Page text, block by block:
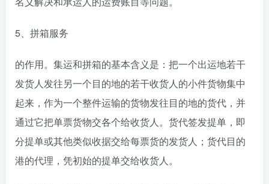
5、拼箱服务
的作用。集运和拼箱的基本含义是：把一个出运地若干
发货人发往另一个目的地的若干收货人的小件货物集中
起来，作为一个整件运输的货物发往目的地的货代，并
通过它把单票货物交各个给收货人。货代签发提单，即
分提单或其他类似收据交给每票货的发货人；货代目的
港的代理，凭初始的提单交给收货人。